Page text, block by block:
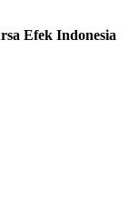
Efek Indonesia